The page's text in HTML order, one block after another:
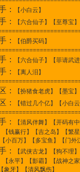
： 【小白云】
：
【六合仙子】【至尊宝
：
【伯爵买码】
： 【六合仙子】【菲请武
：
【离人泪】
： 【扮猪食老虎】【墨宝
：
【错过几个亿】【小白
：
【清风伴舞】【开码有
【钱赢行】【吉之岛】【繁
【多宝鱼】【门外汉】
：
【武侠古龙】【狗不理
【永平】【影霸】【战神之
【清风飘伤】